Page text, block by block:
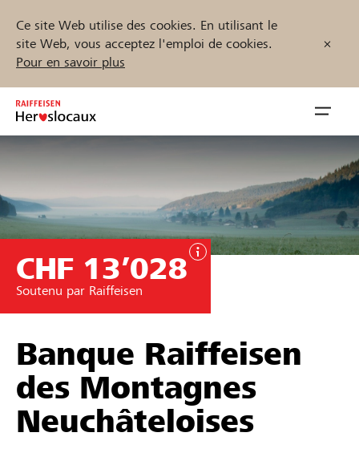
Ce site Web utilise des cookies. En utilisant le
site Web, vous acceptez l'emploi de cookies.
Pour en savoir plus
Inhalt
springen
öffnen
Parrainer
Soutien & assistance
Partenaires / Banques Raiffeisen
Trouvez des projets et des organisations
Démarrez maintenant
CHF 13’028
Soutenu par Raiffeisen
Banque Raiffeisen
des Montagnes
Neuchâteloises